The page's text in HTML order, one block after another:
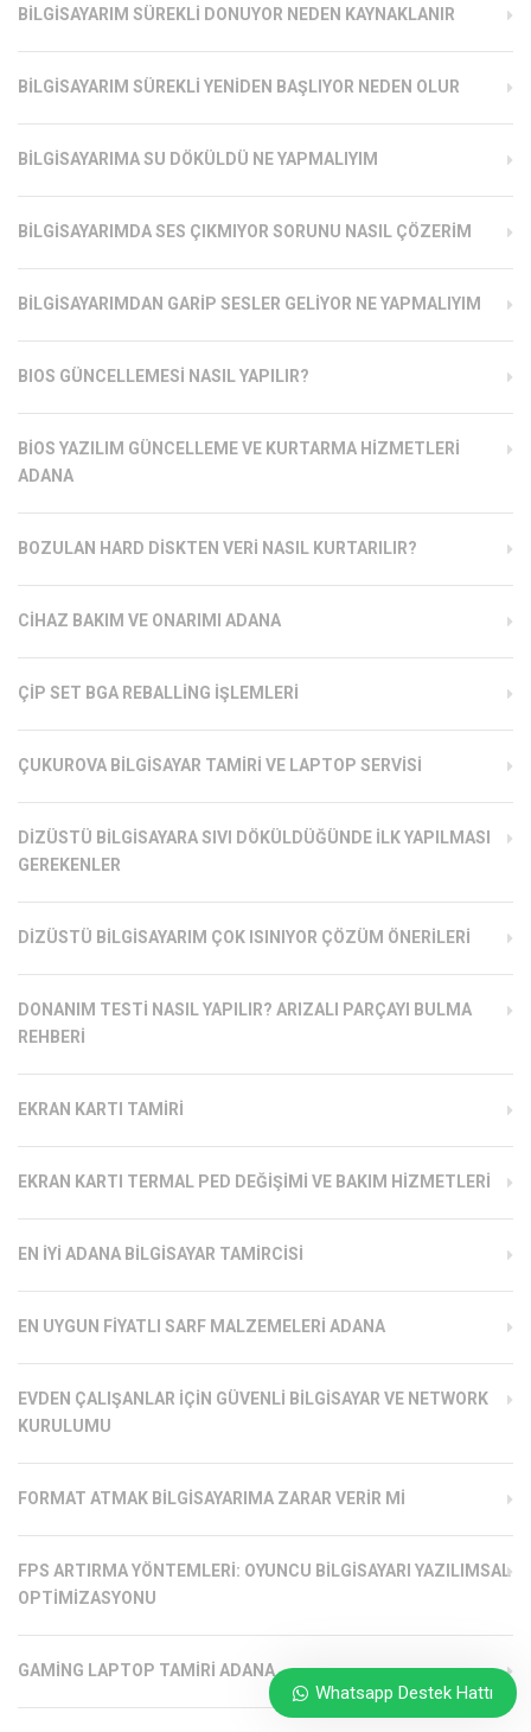
BILGISAYARIM SÜREKLI DONUYOR NEDEN KAYNAKLANIR
BILGISAYARIM SÜREKLI YENIDEN BAŞLIYOR NEDEN OLUR
BILGISAYARIMA SU DÖKÜLDÜ NE YAPMALIYIM
BILGISAYARIMDA SES ÇIKMIYOR SORUNU NASIL ÇÖZERIM
BILGISAYARIMDAN GARIP SESLER GELIYOR NE YAPMALIYIM
BIOS GÜNCELLEMESI NASIL YAPILIR?
BIOS YAZILIM GÜNCELLEME VE KURTARMA HIZMETLERI
ADANA
BOZULAN HARD DISKTEN VERI NASIL KURTARILIR?
CIHAZ BAKIM VE ONARIMI ADANA
ÇIP SET BGA REBALLING İŞLEMLERI
ÇUKUROVA BILGISAYAR TAMIRI VE LAPTOP SERVISI
DIZÜSTÜ BILGISAYARA SIVI DÖKÜLDÜĞÜNDE İLK YAPILMASI
GEREKENLER
DIZÜSTÜ BILGISAYARIM ÇOK ISINIYOR ÇÖZÜM ÖNERILERI
DONANIM TESTI NASIL YAPILIR? ARIZALI PARÇAYI BULMA
REHBERI
EKRAN KARTI TAMIRI
EKRAN KARTI TERMAL PED DEĞIŞIMI VE BAKIM HIZMETLERI
EN İYI ADANA BILGISAYAR TAMIRCISI
EN UYGUN FIYATLI SARF MALZEMELERI ADANA
EVDEN ÇALIŞANLAR İÇIN GÜVENLI BILGISAYAR VE NETWORK
KURULUMU
FORMAT ATMAK BILGISAYARIMA ZARAR VERIR MI
FPS ARTIRMA YÖNTEMLERI: OYUNCU BILGISAYARI YAZILIMSAL
OPTIMIZASYONU
GAMING LAPTOP TAMIRI ADANA
Whatsapp Destek Hattı